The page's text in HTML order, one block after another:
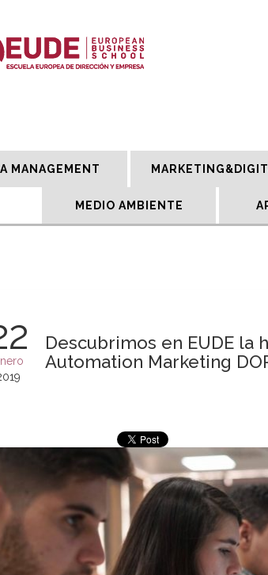
MANAGEMENT
MEDIO AMBIENTE
Descubrimos en EUDE la
Automation Marketing